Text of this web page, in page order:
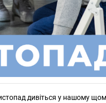
дивіться у нашому